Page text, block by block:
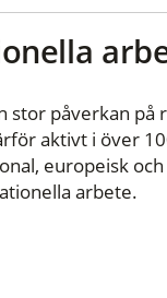
påverkan på
aktivt i över
europeisk och
arbete.